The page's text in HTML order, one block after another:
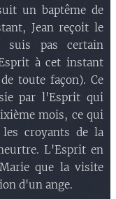
un baptême de
Jean reçoit le
suis pas certain
à cet instant
toute façon). Ce
par l'Esprit qui
mois, ce qui
croyants de la
L'Esprit en
que la visite
d'un ange.